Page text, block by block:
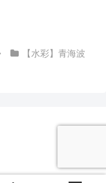
【水彩】青海波